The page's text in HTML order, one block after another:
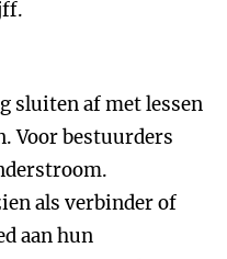
sluiten af met lessen
Voor bestuurders
als verbinder of
aan hun